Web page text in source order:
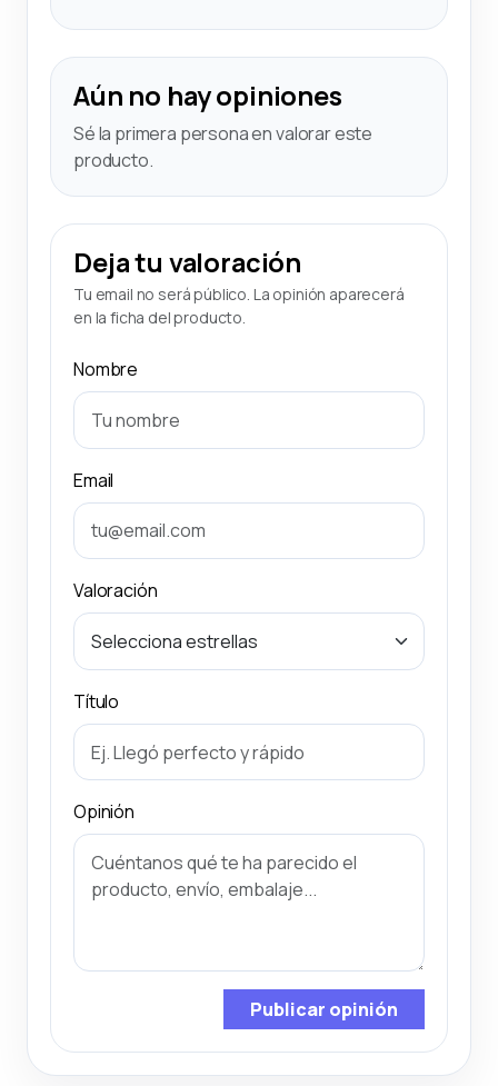
Aún no hay opiniones
Sé la primera persona en valorar este
producto.
Deja tu valoración
Tu email no será público. La opinión aparecerá
en la ficha del producto.
Nombre
Email
Valoración
Título
Opinión
Publicar opinión